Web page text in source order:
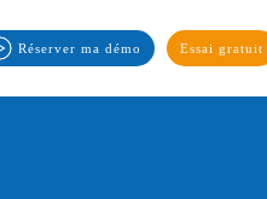
Réserver ma démo Essai gratuit